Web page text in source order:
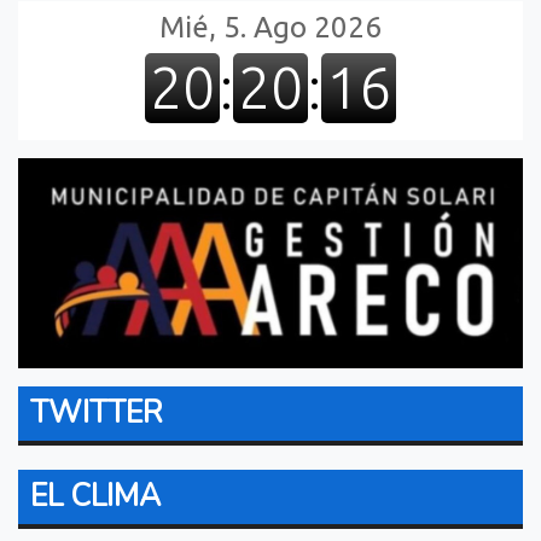
TWITTER
EL CLIMA